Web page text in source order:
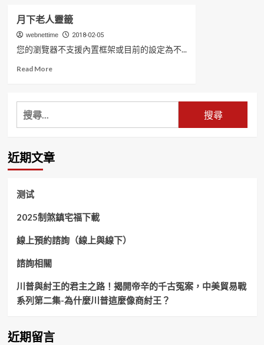
月下老人靈籤
webnettime 2018-02-05
您的瀏覽器不支援內置框架或目前的設定為不...
Read MoreRead
月
籤
搜
尋
鍵
字:
近期文章
测试
2025制煞鎮宅福下載
線上預約諮詢（線上與線下）
諮詢相關
川普與紂王的君主之路！揭開帝辛的千古冤案，中美貿易戰
系列第二集-為什麼川普這麼像商紂王？
近期留言